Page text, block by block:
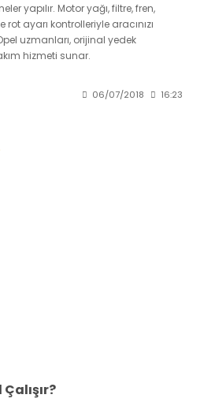
yapılır. Motor yağı, filtre, fren,
ayarı kontrolleriyle aracınızı
uzmanları, orijinal yedek
hizmeti sunar.
06/07/2018 16:23